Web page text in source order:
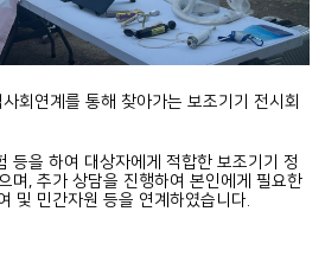
회연계를 통해 찾아가는 보조기기 전시회
등을 하여 대상자에게 적합한 보조기기 정
며, 추가 상담을 진행하여 본인에게 필요한
및 민간자원 등을 연계하였습니다.